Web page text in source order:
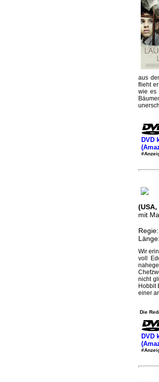
aus
flieht
wie es
DVD
(USA,
mit
Wir
voll
nicht
Hobbit
einer
Die
DVD